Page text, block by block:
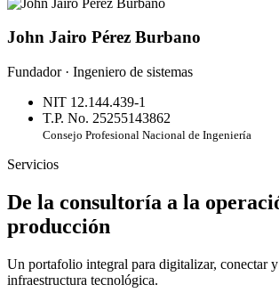
John Jairo Pérez Burbano
Fundador · Ingeniero de sistemas
NIT 12.144.439-1
T.P. No. 25255143862
Consejo Profesional Nacional de Ingeniería
Servicios
De la consultoría a la
producción
Un portafolio integral para digitalizar, conectar y
infraestructura tecnológica.